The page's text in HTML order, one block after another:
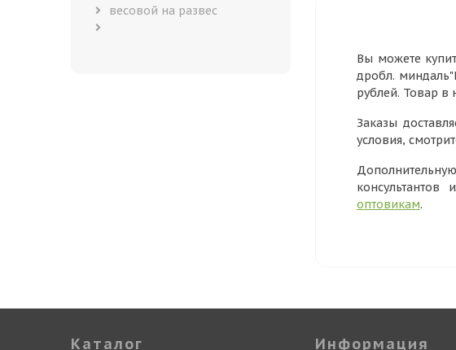
весовой на развес
Вы можете
дробл.
рублей. Товар в
Заказы
условия,
оптовикам.
Каталог Информация